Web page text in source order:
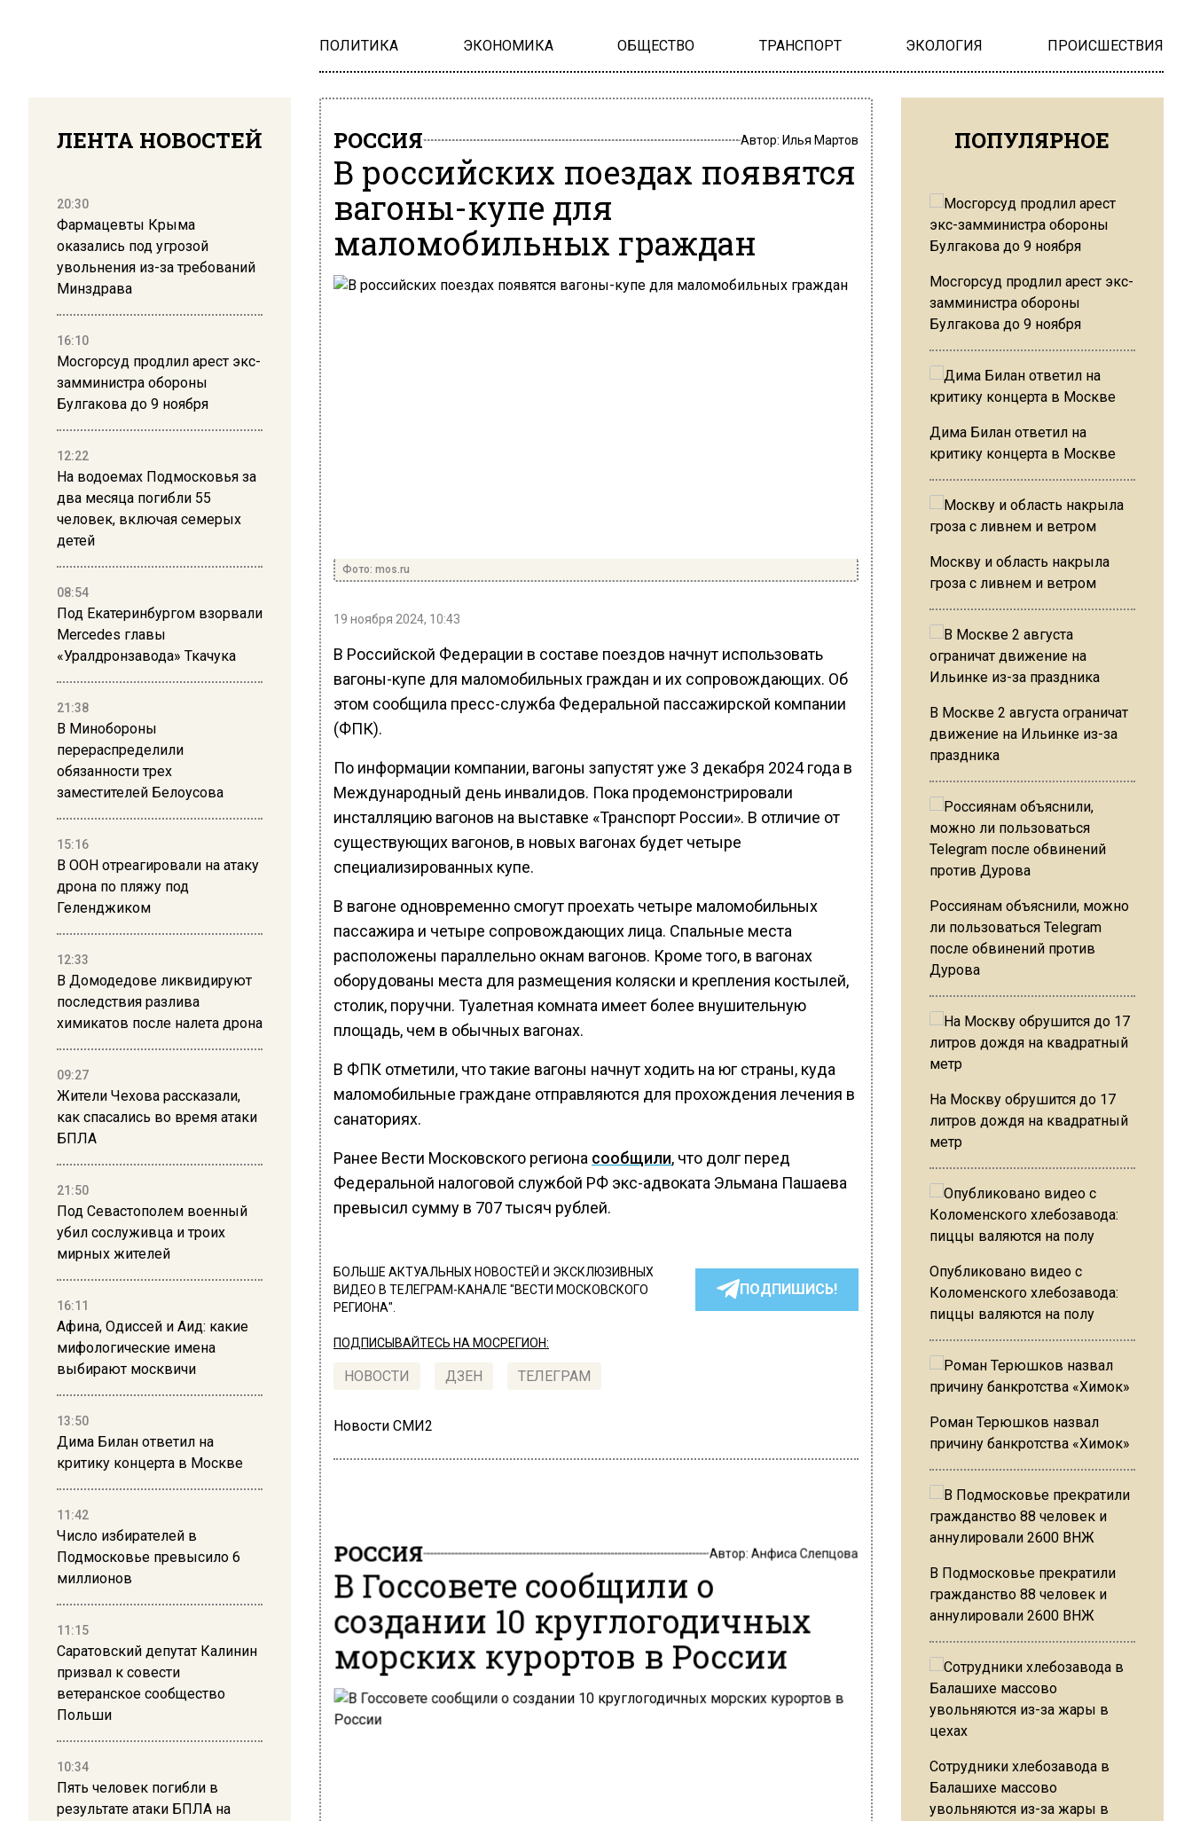
ПОЛИТИКА ЭКОНОМИКА ОБЩЕСТВО ТРАНСПОРТ ЭКОЛОГИЯ ПРОИСШЕСТВИЯ
ЛЕНТА НОВОСТЕЙ
20:30
Фармацевты Крыма
оказались под угрозой
увольнения из-за требований
Минздрава
16:10
Мосгорсуд продлил арест экс-
замминистра обороны
Булгакова до 9 ноября
12:22
На водоемах Подмосковья за
два месяца погибли 55
человек, включая семерых
детей
08:54
Под Екатеринбургом взорвали
Mercedes главы
«Уралдронзавода» Ткачука
21:38
В Минобороны
перераспределили
обязанности трех
заместителей Белоусова
15:16
В ООН отреагировали на атаку
дрона по пляжу под
Геленджиком
12:33
В Домодедове ликвидируют
последствия разлива
химикатов после налета дрона
09:27
Жители Чехова рассказали,
как спасались во время атаки
БПЛА
21:50
Под Севастополем военный
убил сослуживца и троих
мирных жителей
16:11
Афина, Одиссей и Аид: какие
мифологические имена
выбирают москвичи
13:50
Дима Билан ответил на
критику концерта в Москве
11:42
Число избирателей в
Подмосковье превысило 6
миллионов
11:15
Саратовский депутат Калинин
призвал к совести
ветеранское сообщество
Польши
10:34
Пять человек погибли в
результате атаки БПЛА на
РОССИЯ Автор: Илья Мартов
В российских поездах появятся
вагоны-купе для
маломобильных граждан
Фото: mos.ru
19 ноября 2024, 10:43
В Российской Федерации в составе поездов начнут использовать
вагоны-купе для маломобильных граждан и их сопровождающих. Об
этом сообщила пресс-служба Федеральной пассажирской компании
(ФПК).
По информации компании, вагоны запустят уже 3 декабря 2024 года в
Международный день инвалидов. Пока продемонстрировали
инсталляцию вагонов на выставке «Транспорт России». В отличие от
существующих вагонов, в новых вагонах будет четыре
специализированных купе.
В вагоне одновременно смогут проехать четыре маломобильных
пассажира и четыре сопровождающих лица. Спальные места
расположены параллельно окнам вагонов. Кроме того, в вагонах
оборудованы места для размещения коляски и крепления костылей,
столик, поручни. Туалетная комната имеет более внушительную
площадь, чем в обычных вагонах.
В ФПК отметили, что такие вагоны начнут ходить на юг страны, куда
маломобильные граждане отправляются для прохождения лечения в
санаториях.
Ранее Вести Московского региона сообщили, что долг перед
Федеральной налоговой службой РФ экс-адвоката Эльмана Пашаева
превысил сумму в 707 тысяч рублей.
БОЛЬШЕ АКТУАЛЬНЫХ НОВОСТЕЙ И ЭКСКЛЮЗИВНЫХ
ВИДЕО В ТЕЛЕГРАМ-КАНАЛЕ "ВЕСТИ МОСКОВСКОГО
РЕГИОНА".
ПОДПИШИСЬ!
ПОДПИСЫВАЙТЕСЬ НА МОСРЕГИОН:
НОВОСТИ ДЗЕН ТЕЛЕГРАМ
Новости СМИ2
РОССИЯ Автор: Анфиса Слепцова
В Госсовете сообщили о
создании 10 круглогодичных
морских курортов в России
ПОПУЛЯРНОЕ
Мосгорсуд продлил арест экс-
замминистра обороны
Булгакова до 9 ноября
Дима Билан ответил на
критику концерта в Москве
Москву и область накрыла
гроза с ливнем и ветром
В Москве 2 августа ограничат
движение на Ильинке из-за
праздника
Россиянам объяснили, можно
ли пользоваться Telegram
после обвинений против
Дурова
На Москву обрушится до 17
литров дождя на квадратный
метр
Опубликовано видео с
Коломенского хлебозавода:
пиццы валяются на полу
Роман Терюшков назвал
причину банкротства «Химок»
В Подмосковье прекратили
гражданство 88 человек и
аннулировали 2600 ВНЖ
Сотрудники хлебозавода в
Балашихе массово
увольняются из-за жары в